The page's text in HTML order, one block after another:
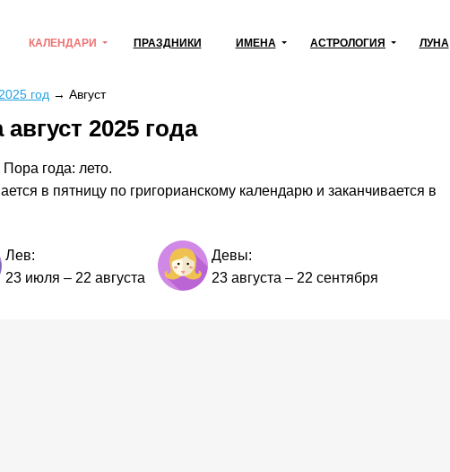
КАЛЕНДАРИ ПРАЗДНИКИ ИМЕНА АСТРОЛОГИЯ ЛУНА
год → Август
2025 года
года: лето.
в пятницу по григорианскому календарю и заканчивается в
Лев:
23 июля – 22 августа
Девы:
23 августа – 22 сентября